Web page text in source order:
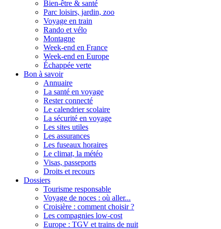
Bien-être & santé
Parc loisirs, jardin, zoo
Voyage en train
Rando et vélo
Montagne
Week-end en France
Week-end en Europe
Échappée verte
Bon à savoir
Annuaire
La santé en voyage
Rester connecté
Le calendrier scolaire
La sécurité en voyage
Les sites utiles
Les assurances
Les fuseaux horaires
Le climat, la météo
Visas, passeports
Droits et recours
Dossiers
Tourisme responsable
Voyage de noces : où aller...
Croisière : comment choisir ?
Les compagnies low-cost
Europe : TGV et trains de nuit